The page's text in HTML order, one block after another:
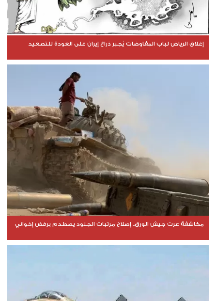
إغلاق الرياض لباب المفاوضات يُجبر ذراع إيران على العودة للتصعيد
مكاشفة عرت جيش الورق.. إصلاح مرتبات الجنود يصطدم برفض إخواني